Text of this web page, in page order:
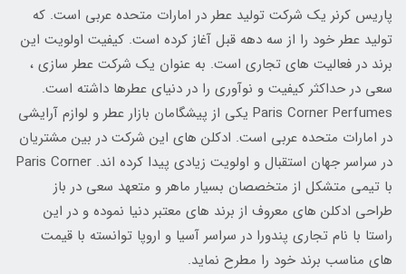
پاریس کرنر یک شرکت تولید عطر در امارات متحده عربی است. که
تولید عطر خود را از سه دهه قبل آغاز کرده است. کیفیت اولویت این
برند در فعالیت های تجاری است. به عنوان یک شرکت عطر سازی ،
سعی در حداکثر کیفیت و نوآوری را در دنیای عطرها داشته است.
Paris Corner Perfumes یکی از پیشگامان بازار عطر و لوازم آرایشی
در امارات متحده عربی است. ادکلن های این شرکت در بین مشتریان
در سراسر جهان استقبال و اولویت زیادی پیدا کرده اند. Paris Corner
با تیمی متشکل از متخصصان بسیار ماهر و متعهد سعی در باز
طراحی ادکلن های معروف از برند های معتبر دنیا نموده و در این
راستا با نام تجاری پندورا در سراسر آسیا و اروپا توانسته با قیمت
های مناسب برند خود را مطرح نماید.